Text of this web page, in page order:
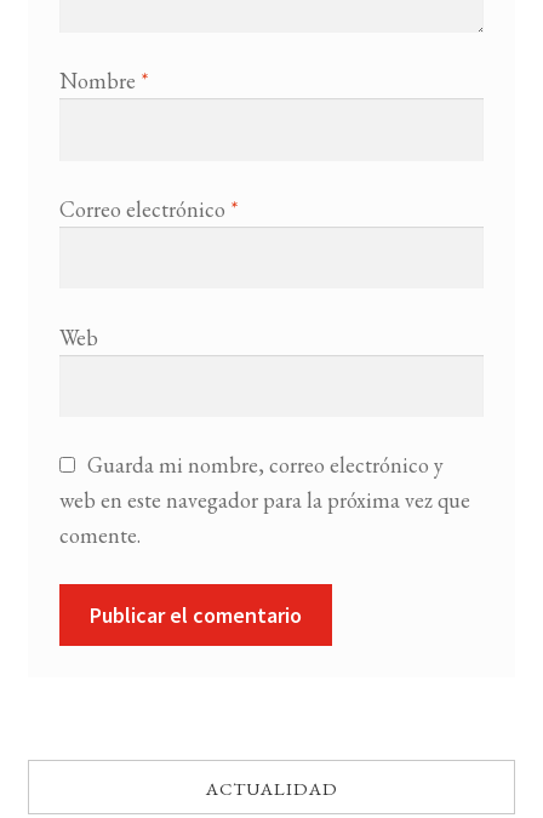
Nombre *
Correo electrónico *
Web
Guarda mi nombre, correo electrónico y
web en este navegador para la próxima vez que
comente.
ACTUALIDAD